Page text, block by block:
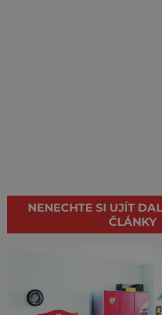
NENECHTE SI UJÍT
ČLÁNKY